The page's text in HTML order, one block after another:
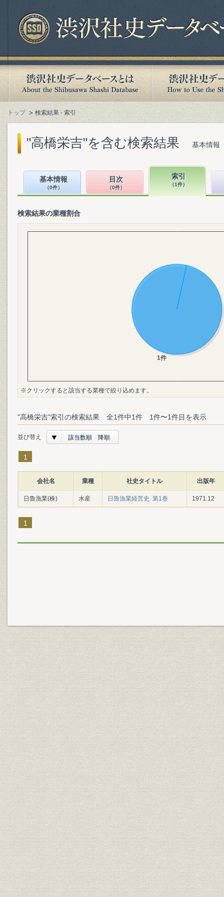
トップ 検索結果 - 索引
"高橋栄吉"を含む検索結果 基本情報
基本情報
（0件）
目次
（0件）
索引
（1件）
検索結果の業種割合
※クリックすると該当する業種で絞り込めます。
"高橋栄吉"索引の検索結果 全1件中1件 1件〜1件目を表示
並び替え 該当数順 降順
1
会社名 業種 社史タイトル 出版年
日魯漁業(株) 水産 日魯漁業経営史. 第1巻 1971.12
1